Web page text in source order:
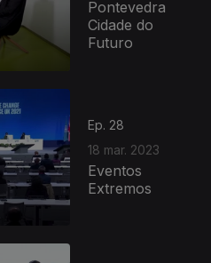
Pontevedra
Cidade do
Futuro
Ep. 28
18 mar. 2023
Eventos
Extremos